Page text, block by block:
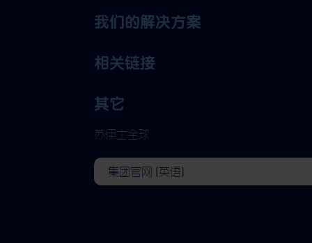
我们的解决方案
相关链接
其它
苏伊士全球